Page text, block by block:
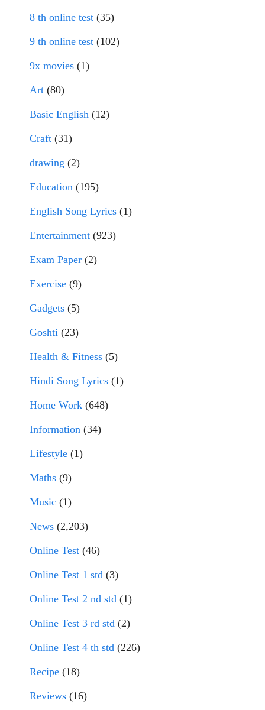
8 th online test (35)
9 th online test (102)
9x movies (1)
Art (80)
Basic English (12)
Craft (31)
drawing (2)
Education (195)
English Song Lyrics (1)
Entertainment (923)
Exam Paper (2)
Exercise (9)
Gadgets (5)
Goshti (23)
Health & Fitness (5)
Hindi Song Lyrics (1)
Home Work (648)
Information (34)
Lifestyle (1)
Maths (9)
Music (1)
News (2,203)
Online Test (46)
Online Test 1 std (3)
Online Test 2 nd std (1)
Online Test 3 rd std (2)
Online Test 4 th std (226)
Recipe (18)
Reviews (16)